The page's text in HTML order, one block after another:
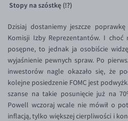
SGD/PLN
TRY/PLN
ZAR/PLN
EUR/USD
EUR/GBP
EUR/CHF
EUR/CZK
Stopy na szóstkę (!?)
Dzisiaj dostaniemy jeszcze
Komisji Izby Reprezentantów. I
posępne, to jednak ja osobiście
wyjaśnienie pewnych spraw. Po
inwestorów nagle okazało się, że
kolejne posiedzenie FOMC jest
szanse na takie posunięcie już na
Powell wczoraj wcale nie mówił o
inflacją, tylko większej cierpliwości i